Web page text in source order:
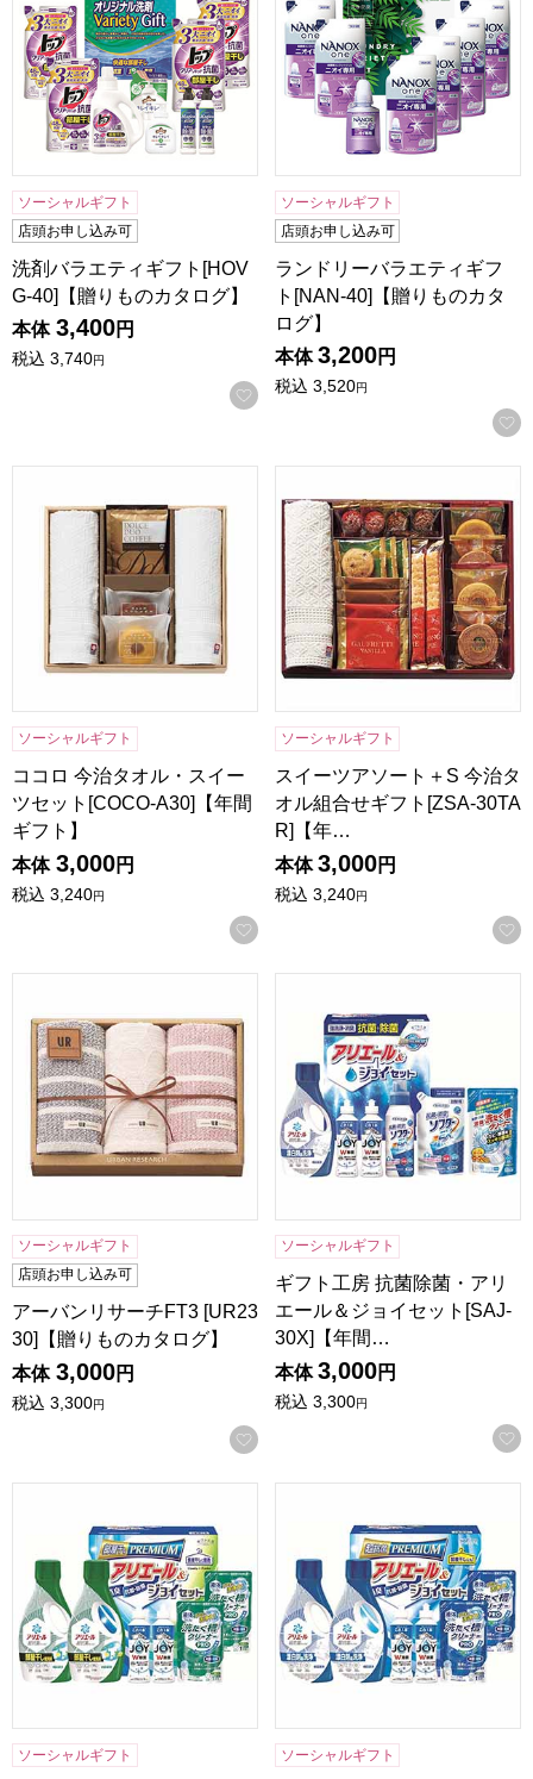
ソーシャルギフト
店頭お申し込み可
洗剤バラエティギフト[HOV
G-40]【贈りものカタログ】
本体 3,400円
税込 3,740円
お気に入りに登録する
ソーシャルギフト
店頭お申し込み可
ランドリーバラエティギフ
ト[NAN-40]【贈りものカタ
ログ】
本体 3,200円
税込 3,520円
ソーシャルギフト
ココロ 今治タオル・スイー
ツセット[COCO-A30]【年間
ギフト】
本体 3,000円
税込 3,240円
お気に入りに登録する
ソーシャルギフト
スイーツアソート＋S 今治タ
オル組合せギフト[ZSA-30TA
R]【年…
本体 3,000円
税込 3,240円
ソーシャルギフト
店頭お申し込み可
アーバンリサーチFT3 [UR23
30]【贈りものカタログ】
本体 3,000円
税込 3,300円
お気に入りに登録する
ソーシャルギフト
ギフト工房 抗菌除菌・アリ
エール＆ジョイセット[SAJ-
30X]【年間…
本体 3,000円
税込 3,300円
ソーシャルギフト ソーシャルギフト